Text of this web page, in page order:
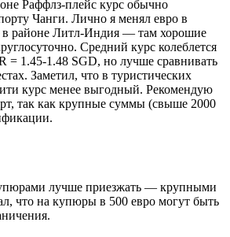
Раффлз-плейс курс обычно
Чанги. Лично я менял евро в
в районе Литл-Индия — там хорошие
Средний курс колеблется
= 1.45-1.48 SGD, но лучше сравнивать
Заметил, что в туристических
курс менее выгодный. Рекомендую
так как крупные суммы (свыше 2000
лучше приезжать — крупными
что на купюры в 500 евро могут быть